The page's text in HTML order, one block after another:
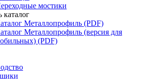
мостики
каталог
Металлопрофиль (PDF)
Металлопрофиль (версия для
(PDF)